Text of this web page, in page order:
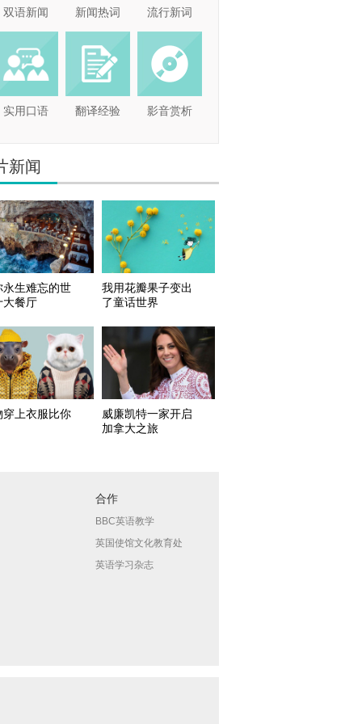
双语新闻 新闻热词 流行新词
实用口语 翻译经验 影音赏析
新闻
永生难忘的世
大餐厅
我用花瓣果子变出
了童话世界
穿上衣服比你
威廉凯特一家开启
加拿大之旅
合作
BBC英语教学
英国使馆文化教育处
英语学习杂志